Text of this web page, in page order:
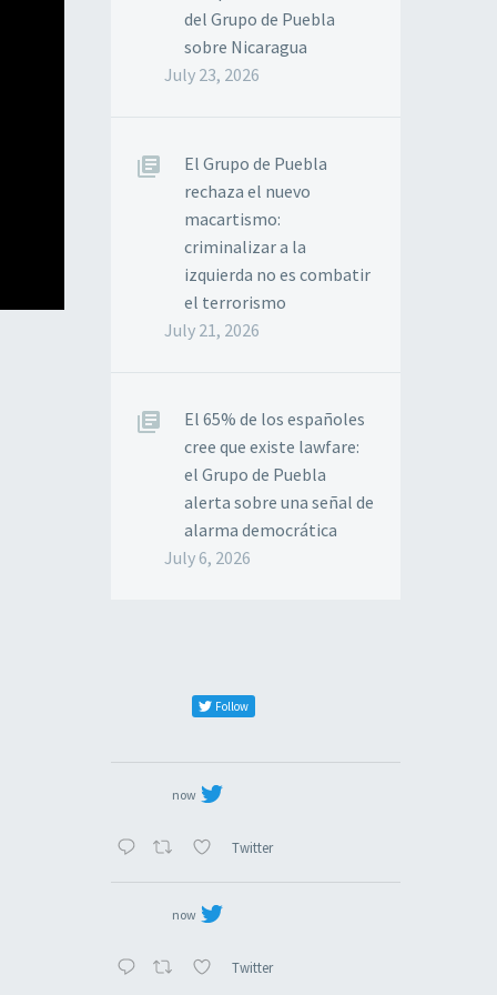
del Grupo de Puebla
sobre Nicaragua
July 23, 2026
El Grupo de Puebla
rechaza el nuevo
macartismo:
criminalizar a la
izquierda no es combatir
el terrorismo
July 21, 2026
El 65% de los españoles
cree que existe lawfare:
el Grupo de Puebla
alerta sobre una señal de
alarma democrática
July 6, 2026
Follow
now
Twitter
now
Twitter